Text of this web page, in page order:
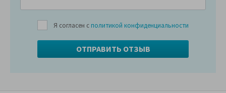
Я согласен с политикой конфиденциальности